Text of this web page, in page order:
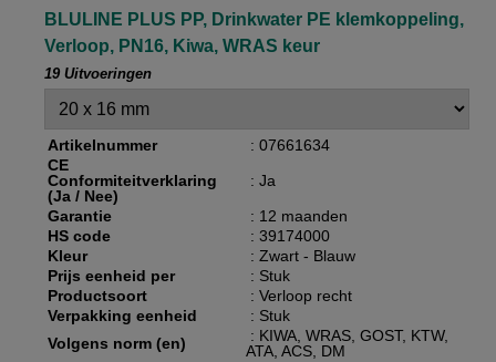
BLULINE PLUS PP, Drinkwater PE klemkoppeling,
Verloop, PN16, Kiwa, WRAS keur
19 Uitvoeringen
Artikelnummer
: 07661634
CE
Conformiteitverklaring
(Ja / Nee)
: Ja
Garantie
: 12 maanden
HS code
: 39174000
Kleur
: Zwart - Blauw
Prijs eenheid per
: Stuk
Productsoort
: Verloop recht
Verpakking eenheid
: Stuk
Volgens norm (en)
: KIWA, WRAS, GOST, KTW,
ATA, ACS, DM